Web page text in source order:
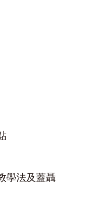
學法及蓋聶